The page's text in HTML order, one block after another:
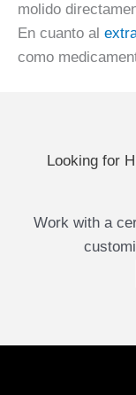
molido
En cuanto al
como
Looking for
Work with a